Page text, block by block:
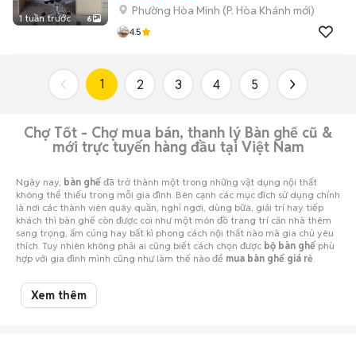
1 tuần trước 6
Phường Hòa Minh (P. Hòa Khánh mới)
4.5
1 2 3 4 5
Chợ Tốt - Chợ mua bán, thanh lý Bàn ghế cũ &
mới trực tuyến hàng đầu tại Việt Nam
Ngày nay, bàn ghế đã trở thành một trong những vật dụng nội thất
không thể thiếu trong mỗi gia đình. Bên cạnh các mục đích sử dụng chính
là nơi các thành viên quây quần, nghỉ ngơi, dùng bữa, giải trí hay tiếp
khách thì bàn ghế còn được coi như một món đồ trang trí căn nhà thêm
sang trọng, ấm cúng hay bất kì phong cách nội thất nào mà gia chủ yêu
thích. Tuy nhiên không phải ai cũng biết cách chọn được bộ bàn ghế phù
hợp với gia đình mình cũng như làm thế nào để mua bàn ghế giá rẻ.
thêm kiến thức cho mình nhé!
Xem thêm